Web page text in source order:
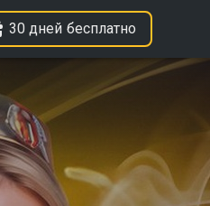
30 дней бесплатно